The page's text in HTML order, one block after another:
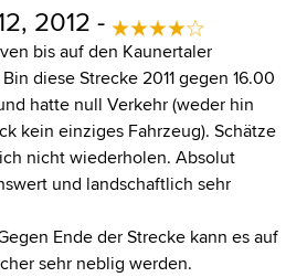
2012 -
bis auf den Kaunertaler
diese Strecke 2011 gegen 16.00
hatte null Verkehr (weder hin
kein einziges Fahrzeug). Schätze
nicht wiederholen. Absolut
und landschaftlich sehr
Ende der Strecke kann es auf
sehr neblig werden.